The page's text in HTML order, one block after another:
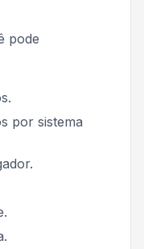
pode
por sistema